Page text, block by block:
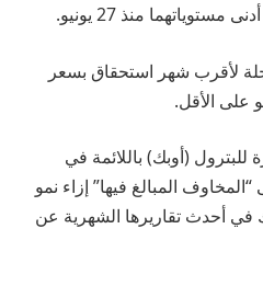
منذ 27 يونيو.
لأقرب شهر استحقاق بسعر
على الأقل.
(أوبك) باللائمة في
المبالغ فيها” إزاء نمو
في أحدث تقاريرها الشهرية عن